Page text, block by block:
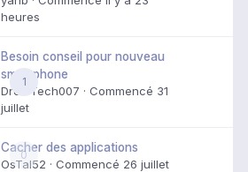
heures
1
Besoin conseil pour nouveau
smartphone
DroidTech007 · Commencé 31
juillet
0
Cacher des applications
OsTal52 · Commencé 26 juillet